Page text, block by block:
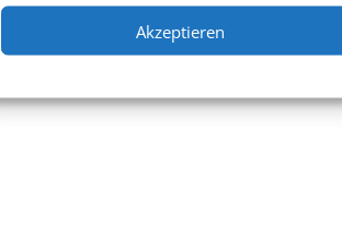
Akzeptieren